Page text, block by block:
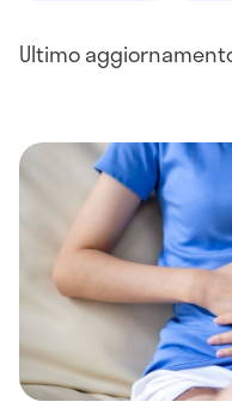
Ultimo